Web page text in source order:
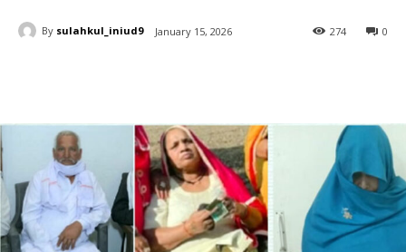
By sulahkul_iniud9 January 15, 2026 0
274